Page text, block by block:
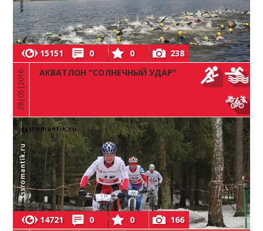
15151 0 0 238
28|05|2016 АКВАТЛОН "СОЛНЕЧНЫЙ УДАР"
14721 0 0 166